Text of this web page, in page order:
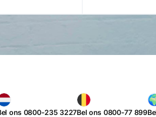
ons 0800-235 3227Bel ons 0800-77 899